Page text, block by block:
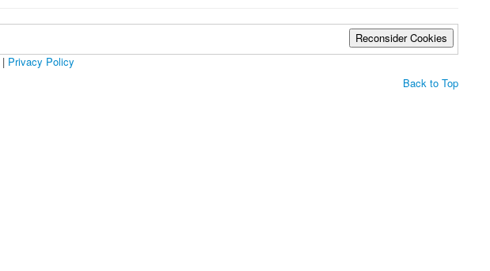
Reconsider Cookies
| Privacy Policy
Back to Top